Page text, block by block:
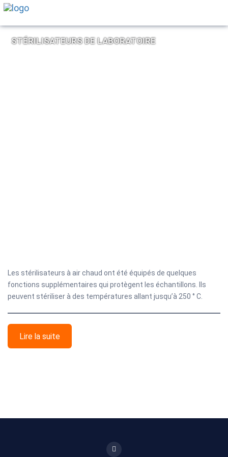
STÉRILISATEURS DE LABORATOIRE
Les stérilisateurs à air chaud ont été équipés de quelques
fonctions supplémentaires qui protègent les échantillons. Ils
peuvent stériliser à des températures allant jusqu’à 250 ° C.
Lire la suite